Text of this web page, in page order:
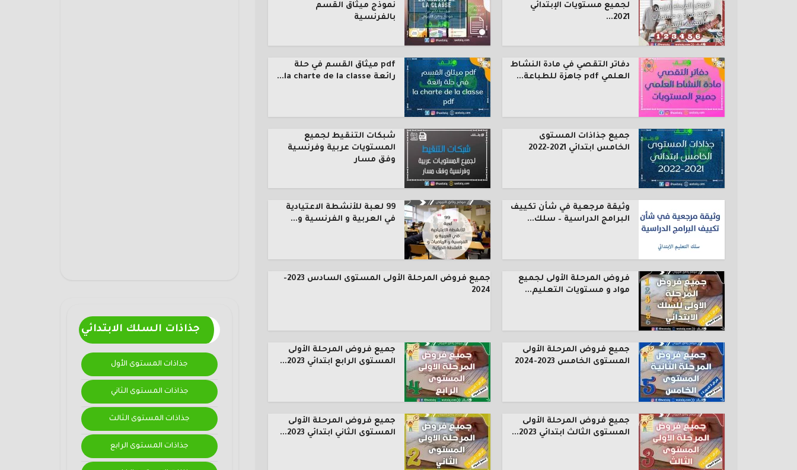
جذاذات السلك الابتدائي
جذاذات المستوى الأول
جذاذات المستوى الثاني
جذاذات المستوى الثالث
جذاذات المستوى الرابع
لجميع مستويات الإبتدائي
2021...
نموذج ميثاق القسم
بالفرنسية
دفاتر التقصي في مادة النشاط
العلمي pdf جاهزة للطباعة...
pdf ميثاق القسم في حلة
رائعة la charte de la classe...
جميع جذاذات المستوى
الخامس ابتدائي 2021-2022
شبكات التنقيط لجميع
المستويات عربية وفرنسية
وفق مسار
وثيقة مرجعية في شأن تكييف
البرامج الدراسية – سلك...
99 لعبة للأنشطة الاعتيادية
في العربية و الفرنسية و...
فروض المرحلة الأولى لجميع
مواد و مستويات التعليم...
جميع فروض المرحلة الأولى المستوى السادس 2023-
2024
جميع فروض المرحلة الأولى
المستوى الخامس 2023-2024
جميع فروض المرحلة الأولى
المستوى الرابع ابتدائي 2023...
جميع فروض المرحلة الأولى
المستوى الثالث ابتدائي 2023...
جميع فروض المرحلة الأولى
المستوى الثاني ابتدائي 2023...